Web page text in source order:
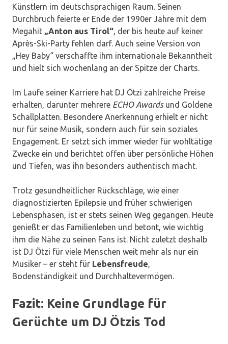
Künstlern im deutschsprachigen Raum. Seinen
Durchbruch feierte er Ende der 1990er Jahre mit dem
Megahit „Anton aus Tirol“, der bis heute auf keiner
Après-Ski-Party fehlen darf. Auch seine Version von
„Hey Baby“ verschaffte ihm internationale Bekanntheit
und hielt sich wochenlang an der Spitze der Charts.
Im Laufe seiner Karriere hat DJ Ötzi zahlreiche Preise
erhalten, darunter mehrere ECHO Awardsund Goldene
Schallplatten. Besondere Anerkennung erhielt er nicht
nur für seine Musik, sondern auch für sein soziales
Engagement. Er setzt sich immer wieder für wohltätige
Zwecke ein und berichtet offen über persönliche Höhen
und Tiefen, was ihn besonders authentisch macht.
Trotz gesundheitlicher Rückschläge, wie einer
diagnostizierten Epilepsie und früher schwierigen
Lebensphasen, ist er stets seinen Weg gegangen. Heute
genießt er das Familienleben und betont, wie wichtig
ihm die Nähe zu seinen Fans ist. Nicht zuletzt deshalb
ist DJ Ötzi für viele Menschen weit mehr als nur ein
Musiker – er steht für Lebensfreude,
Bodenständigkeit und Durchhaltevermögen.
Fazit: Keine Grundlage für
Gerüchte um DJ Ötzis Tod